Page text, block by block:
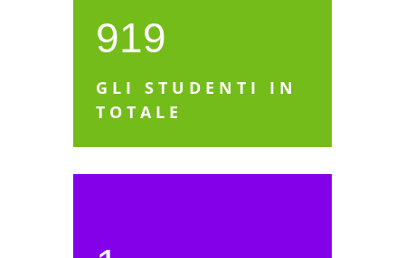
919
GLI STUDENTI IN
TOTALE